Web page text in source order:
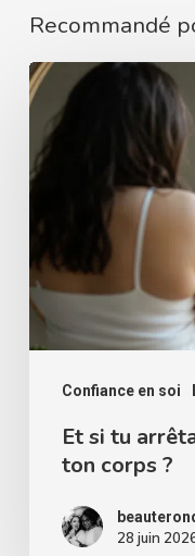
Recommandé
Confiance en soi
Et
si
tu
arrêtais
de
te
battre
contre
ton
corps
Et si tu
ton corps ?
28 juin